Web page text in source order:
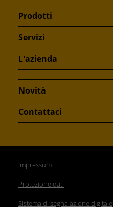
Prodotti
Servizi
L'azienda
Novità
Contattaci
Impressum
Protezione dati
Sistema di segnalazione digitale